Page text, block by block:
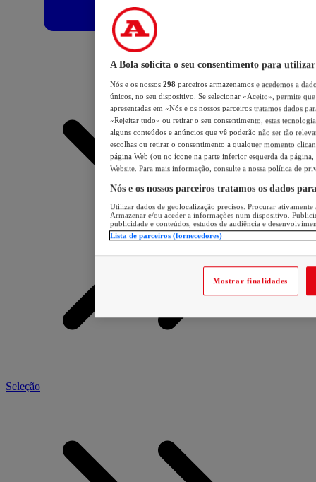
Seleção
A Bola solicita o seu consentimento para utilizar
Nós e os nossos 298 parceiros armazenamos e acedemos a
únicos, no seu dispositivo. Se selecionar «Aceito», permite
apresentadas em «Nós e os nossos parceiros tratamos dados
«Rejeitar tudo» ou retirar o seu consentimento, estas
alguns conteúdos e anúncios que vê poderão não ser tão
escolhas ou retirar o consentimento a qualquer momento
página Web (ou no ícone na parte inferior esquerda da página,
Website. Para mais informação, consulte a nossa política de
Nós e os nossos parceiros tratamos os dados
Utilizar dados de geolocalização precisos. Procurar
Armazenar e/ou aceder a informações num dispositivo.
publicidade e conteúdos, estudos de audiência e
Lista de parceiros (fornecedores)
Mostrar finalidades